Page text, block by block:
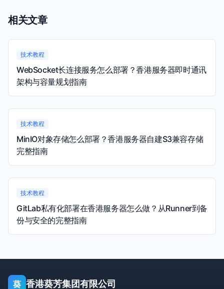
相关文章
技术教程
WebSocket长连接服务怎么部署？香港服务器即时通讯
架构与容量规划指南
技术教程
MinIO对象存储怎么部署？香港服务器自建S3兼容存储
完整指南
技术教程
GitLab私有化部署在香港服务器怎么做？从Runner到备
份与安全的完整指南
葵 香港葵芳集团有限公司